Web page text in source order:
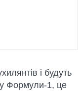
і будуть
Формули-1, це